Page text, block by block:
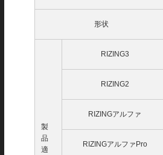
形状
製
品
適
RIZING3
RIZING2
RIZINGアルファ
RIZINGアルファPro